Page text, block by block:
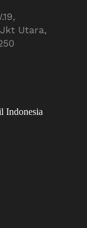
Utara,
Indonesia